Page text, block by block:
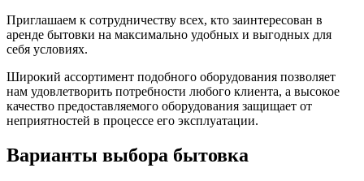
Приглашаем к сотрудничеству всех, кто заинтересован в
аренде бытовки на максимально удобных и выгодных для
себя условиях.
Широкий ассортимент подобного оборудования позволяет
нам удовлетворить потребности любого клиента, а высокое
качество предоставляемого оборудования защищает от
неприятностей в процессе его эксплуатации.
Варианты выбора бытовка